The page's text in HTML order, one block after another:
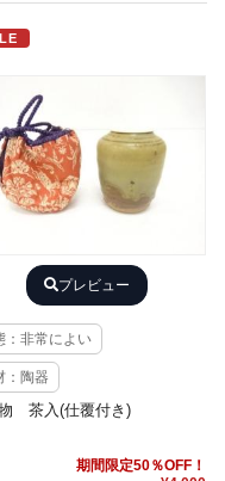
プレビュー
：非常によい
：陶器
茶入(仕覆付き)
期間限定50％OFF！